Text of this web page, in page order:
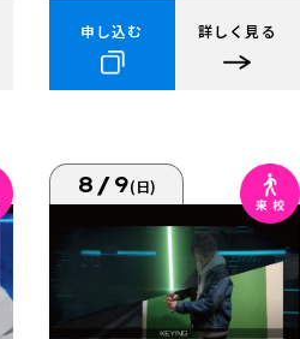
申し込む 詳しく見る
8/9(日)